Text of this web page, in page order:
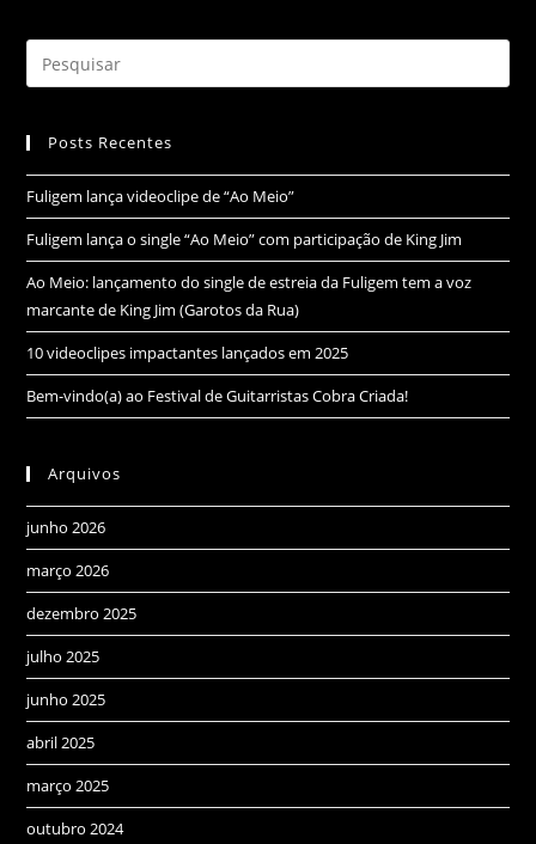
Posts Recentes
Fuligem lança videoclipe de “Ao Meio”
Fuligem lança o single “Ao Meio” com participação de King Jim
Ao Meio: lançamento do single de estreia da Fuligem tem a voz
marcante de King Jim (Garotos da Rua)
10 videoclipes impactantes lançados em 2025
Bem-vindo(a) ao Festival de Guitarristas Cobra Criada!
Arquivos
junho 2026
março 2026
dezembro 2025
julho 2025
junho 2025
abril 2025
março 2025
outubro 2024